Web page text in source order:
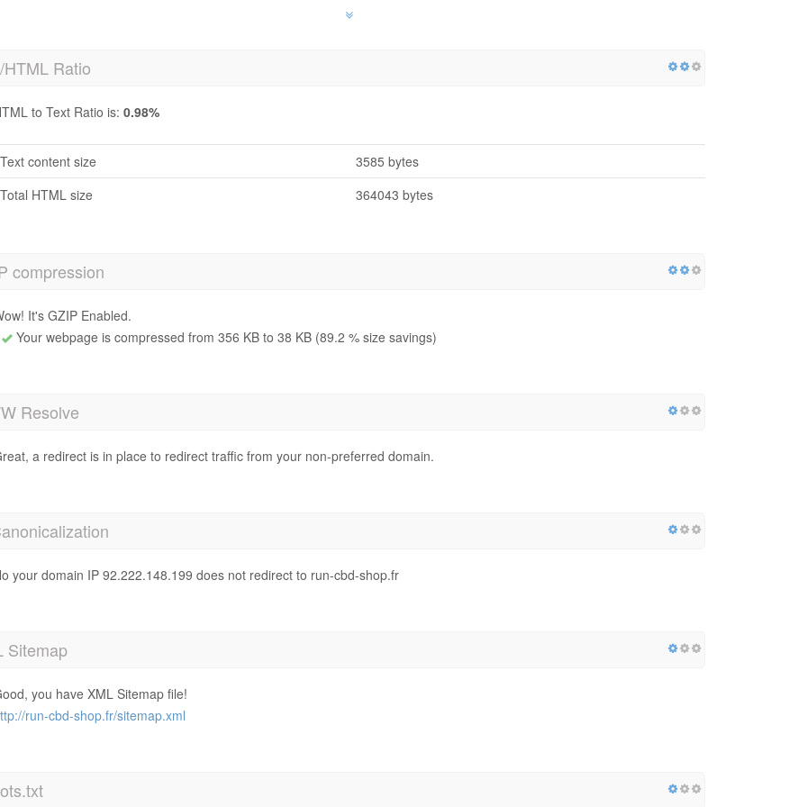
HTML Ratio
to Text Ratio is: 0.98%
Text content size
3585 bytes
Total HTML size
364043 bytes
compression
It's GZIP Enabled.
Your webpage is compressed from 356 KB to 38 KB (89.2 % size savings)
Resolve
a redirect is in place to redirect traffic from your non-preferred domain.
your domain IP 92.222.148.199 does not redirect to run-cbd-shop.fr
Sitemap
you have XML Sitemap file!
run-cbd-shop.fr/sitemap.xml